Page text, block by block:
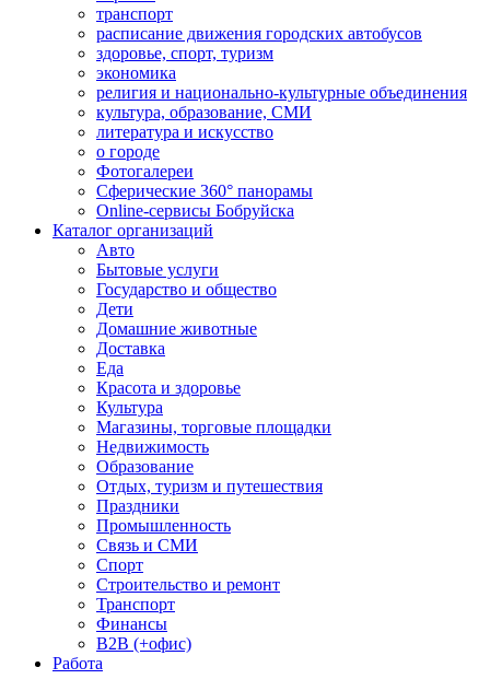
транспорт
расписание движения городских автобусов
здоровье, спорт, туризм
экономика
религия и национально-культурные объединения
культура, образование, СМИ
литература и искусство
о городе
Фотогалереи
Сферические 360° панорамы
Online-сервисы Бобруйска
Каталог организаций
Авто
Бытовые услуги
Государство и общество
Дети
Домашние животные
Доставка
Еда
Красота и здоровье
Культура
Магазины, торговые площадки
Недвижимость
Образование
Отдых, туризм и путешествия
Праздники
Промышленность
Связь и СМИ
Спорт
Строительство и ремонт
Транспорт
Финансы
B2B (+офис)
Работа